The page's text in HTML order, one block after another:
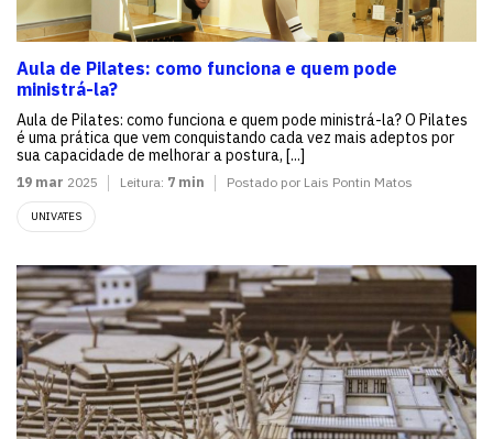
Aula de Pilates: como funciona e quem pode
ministrá-la?
Aula de Pilates: como funciona e quem pode ministrá-la? O Pilates
é uma prática que vem conquistando cada vez mais adeptos por
sua capacidade de melhorar a postura, [...]
19 mar 2025 Leitura: 7 min Postado por Lais Pontin Matos
UNIVATES